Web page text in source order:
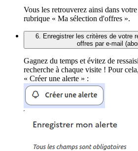
Vous les retrouverez ainsi dans
rubrique « Ma sélection d'offres ».
6. Enregistrer les critères de votre
offres par e-mail
Gagnez du temps et évitez de
recherche à chaque visite ! Pour
« Créer une alerte » :